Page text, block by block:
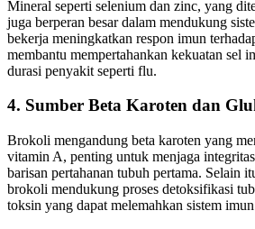
Mineral seperti selenium dan zinc, yang
juga berperan besar dalam mendukung
bekerja meningkatkan respon imun
membantu mempertahankan kekuatan sel
durasi penyakit seperti flu.
4. Sumber Beta Karoten dan
Brokoli mengandung beta karoten yang
vitamin A, penting untuk menjaga
barisan pertahanan tubuh pertama. Selain
brokoli mendukung proses detoksifikasi
toksin yang dapat melemahkan sistem